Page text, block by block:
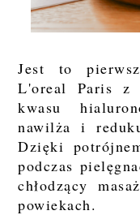
Jest to
L'oreal Paris z
kwasu
nawilża i
Dzięki
podczas
chłodzący
powiekach.